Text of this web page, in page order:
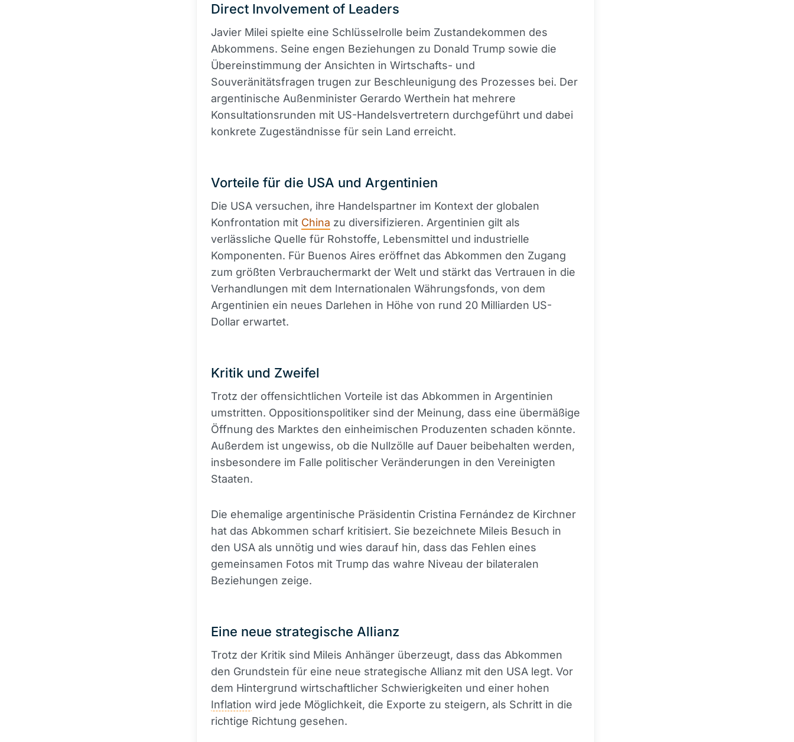
Direct Involvement of Leaders
Javier Milei spielte eine Schlüsselrolle beim Zustandekommen des
Abkommens. Seine engen Beziehungen zu Donald Trump sowie die
Übereinstimmung der Ansichten in Wirtschafts- und
Souveränitätsfragen trugen zur Beschleunigung des Prozesses bei. Der
argentinische Außenminister Gerardo Werthein hat mehrere
Konsultationsrunden mit US-Handelsvertretern durchgeführt und dabei
konkrete Zugeständnisse für sein Land erreicht.
Vorteile für die USA und Argentinien
Die USA versuchen, ihre Handelspartner im Kontext der globalen
Konfrontation mit China zu diversifizieren. Argentinien gilt als
verlässliche Quelle für Rohstoffe, Lebensmittel und industrielle
Komponenten. Für Buenos Aires eröffnet das Abkommen den Zugang
zum größten Verbrauchermarkt der Welt und stärkt das Vertrauen in die
Verhandlungen mit dem Internationalen Währungsfonds, von dem
Argentinien ein neues Darlehen in Höhe von rund 20 Milliarden US-
Dollar erwartet.
Kritik und Zweifel
Trotz der offensichtlichen Vorteile ist das Abkommen in Argentinien
umstritten. Oppositionspolitiker sind der Meinung, dass eine übermäßige
Öffnung des Marktes den einheimischen Produzenten schaden könnte.
Außerdem ist ungewiss, ob die Nullzölle auf Dauer beibehalten werden,
insbesondere im Falle politischer Veränderungen in den Vereinigten
Staaten.
Die ehemalige argentinische Präsidentin Cristina Fernández de Kirchner
hat das Abkommen scharf kritisiert. Sie bezeichnete Mileis Besuch in
den USA als unnötig und wies darauf hin, dass das Fehlen eines
gemeinsamen Fotos mit Trump das wahre Niveau der bilateralen
Beziehungen zeige.
Eine neue strategische Allianz
Trotz der Kritik sind Mileis Anhänger überzeugt, dass das Abkommen
den Grundstein für eine neue strategische Allianz mit den USA legt. Vor
dem Hintergrund wirtschaftlicher Schwierigkeiten und einer hohen
Inflation wird jede Möglichkeit, die Exporte zu steigern, als Schritt in die
richtige Richtung gesehen.